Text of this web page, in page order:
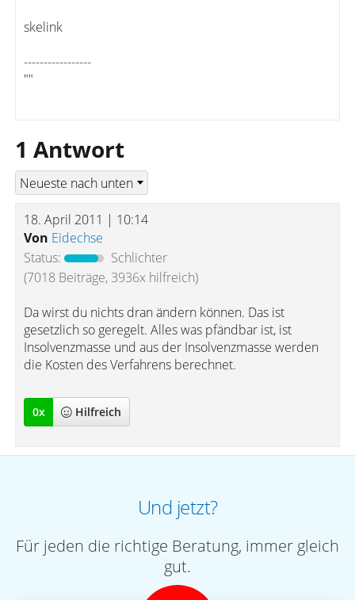
skelink
-----------------
""
1 Antwort
18. April 2011 | 10:14
Von Eidechse
Status:
Schlichter
(7018 Beiträge, 3936x hilfreich)
Da wirst du nichts dran ändern können. Das ist
gesetzlich so geregelt. Alles was pfändbar ist, ist
Insolvenzmasse und aus der Insolvenzmasse werden
die Kosten des Verfahrens berechnet.
0x Hilfreich
Und jetzt?
Für jeden die richtige Beratung, immer gleich
gut.